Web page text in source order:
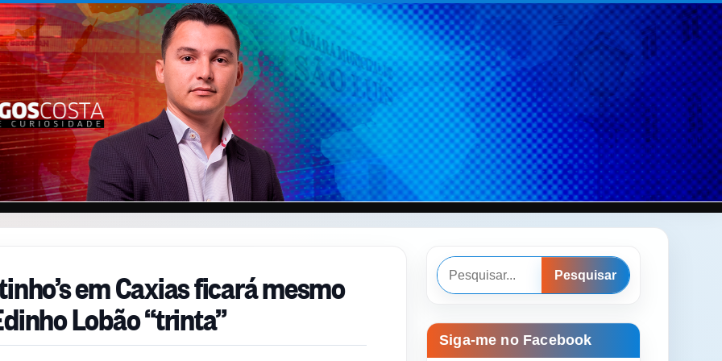
em Caxias ficará mesmo
Lobão “trinta”
Pesquisar
Pesquisar
Siga-me no Facebook